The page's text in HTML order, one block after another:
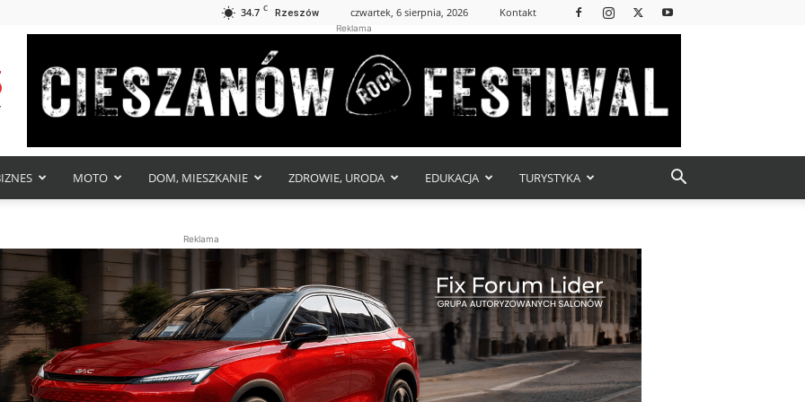
34.7 C Rzeszów czwartek, 6 sierpnia, 2026 Kontakt
Reklama
MOTO DOM, MIESZKANIE ZDROWIE, URODA EDUKACJA TURYSTYKA
Reklama